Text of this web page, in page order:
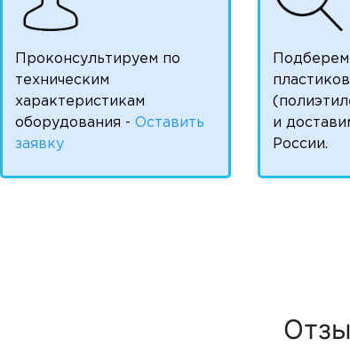
Проконсультируем по
техническим
характеристикам
оборудования - Оставить
заявку
и
России.